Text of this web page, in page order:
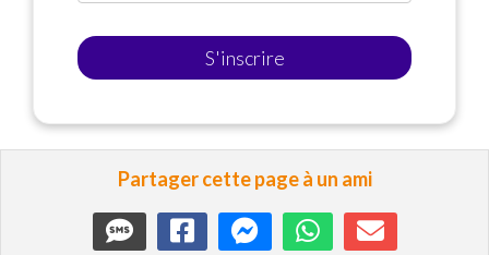
S'inscrire
Partager cette page à un ami